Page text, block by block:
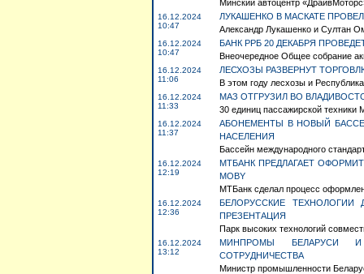
Минский автоцентр
16.12.2024
10:47
ЛУКАШЕНКО В МАСКАТЕ
Александр Лукашенко и Султан
16.12.2024
10:47
БАНК РРБ 20 ДЕКАБРЯ
Внеочередное Общее собрание
16.12.2024
11:06
ЛЕСХОЗЫ РАЗВЕРНУТ
В этом году лесхозы и
16.12.2024
11:33
МАЗ ОТГРУЗИЛ ВО
30 единиц пассажирской техники
16.12.2024
11:37
АБОНЕМЕНТЫ В НОВЫЙ
НАСЕЛЕНИЯ
Бассейн международного
16.12.2024
12:19
МТБАНК ПРЕДЛАГАЕТ
MOBY
МТБанк сделал процесс
16.12.2024
12:36
БЕЛОРУССКИЕ
ПРЕЗЕНТАЦИЯ
Парк высоких технологий
16.12.2024
13:12
МИНПРОМЫ БЕЛАРУСИ
СОТРУДНИЧЕСТВА
Министр промышленности